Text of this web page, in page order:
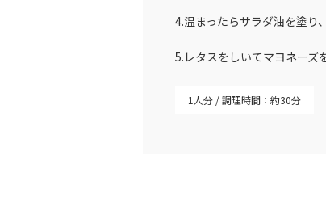
4.温まったらサラダ油を塗り
5.レタスをしいてマヨネーズ
1人分 調理時間：約30分